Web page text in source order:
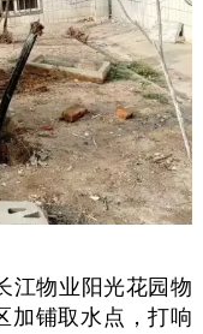
江物业阳光花园物
加铺取水点，打响